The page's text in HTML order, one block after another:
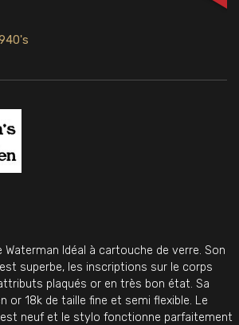
Waterman Idéal à cartouche de verre. Son
superbe, les inscriptions sur le corps
plaqués or en très bon état. Sa
or 18k de taille fine et semi flexible. Le
neuf et le stylo fonctionne parfaitement